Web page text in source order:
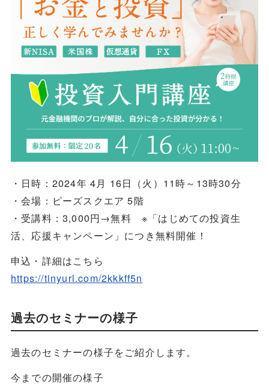
・日時：2024年 4月 16日（火）11時～13時30分
・会場：ピーズスクエア 5階
・受講料：3,000円→無料 ※「はじめての投資生
活、応援キャンペーン」につき無料開催！
申込・詳細はこちら
https://tinyurl.com/2kkkff5n
過去のセミナーの様子
過去のセミナーの様子をご紹介します。
今までの開催の様子